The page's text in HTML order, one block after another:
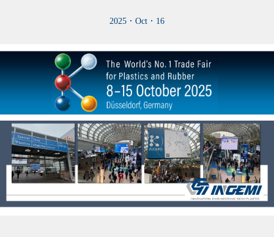
2025．Oct．16